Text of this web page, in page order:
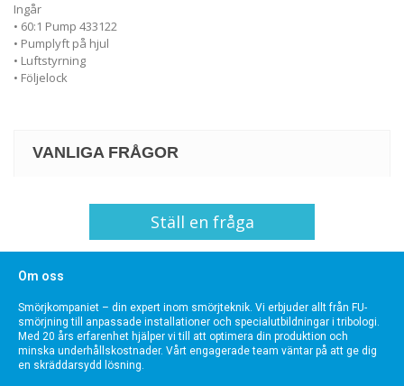
Ingår
• 60:1 Pump 433122
• Pumplyft på hjul
• Luftstyrning
• Följelock
VANLIGA FRÅGOR
Ställ en fråga
Om oss
Smörjkompaniet – din expert inom smörjteknik. Vi erbjuder allt från FU-
smörjning till anpassade installationer och specialutbildningar i tribologi.
Med 20 års erfarenhet hjälper vi till att optimera din produktion och
minska underhållskostnader. Vårt engagerade team väntar på att ge dig
en skräddarsydd lösning.